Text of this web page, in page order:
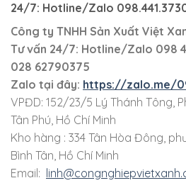
24/7: Hotline/Zalo
Công ty TNHH Sản Xuất Việt
Tư vấn 24/7: Hotline/Zalo 098
028 62790375
Zalo tại đây: https://zalo.me/
VPĐD: 152/23/5 Lý Thánh Tông,
Tân Phú, Hồ Chí Minh
Kho hàng : 334 Tân Hòa Đông,
Bình Tân, Hồ Chí Minh
Email: